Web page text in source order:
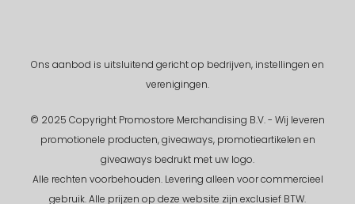
Ons aanbod is uitsluitend gericht op bedrijven, instellingen en
verenigingen.
© 2025 Copyright Promostore Merchandising B.V. - Wij leveren
promotionele producten, giveaways, promotieartikelen en
giveaways bedrukt met uw logo.
Alle rechten voorbehouden.Levering alleen voor commercieel
gebruik. Alle prijzen op deze website zijn exclusief BTW.